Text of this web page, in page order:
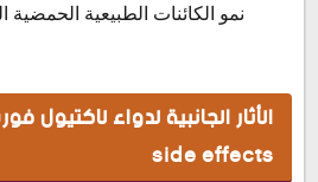
نمو الكائنات الطبيعية الحمضية
side effects